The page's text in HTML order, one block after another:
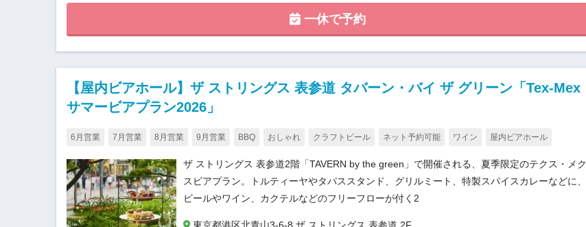
一休で予約
【屋内ビアホール】ザ ストリングス 表参道 タバーン・バイ ザ グリーン「Tex-Mex
サマービアプラン2026」
6月営業 7月営業 8月営業 9月営業 BBQ おしゃれ クラフトビール ネット予約可能 ワイン 屋内ビアホール
ザ ストリングス 表参道2階「TAVERN by the green」で開催される、夏季限定のテクス・メク
スビアプラン。トルティーヤやタパススタンド、グリルミート、特製スパイスカレーなどに、
ビールやワイン、カクテルなどのフリーフローが付く2